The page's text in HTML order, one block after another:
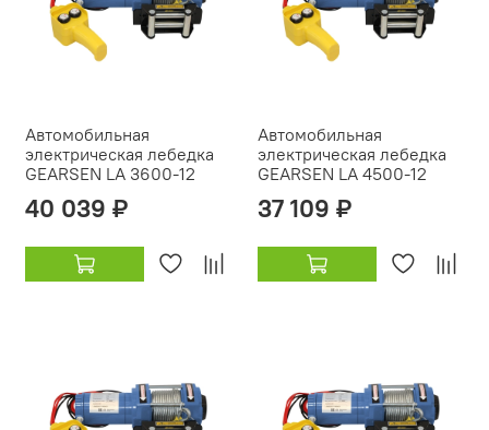
Автомобильная
электрическая лебедка
GEARSEN LA 3600-12
40 039 ₽
Автомобильная
электрическая лебедка
GEARSEN LA 4500-12
37 109 ₽